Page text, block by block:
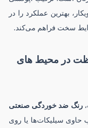
بهترین عملکرد را در
سخت فراهم می‌کند.
در محیط های
رنگ ضد خوردگی صنعتی
حاوی سیلیکات‌ها یا روی